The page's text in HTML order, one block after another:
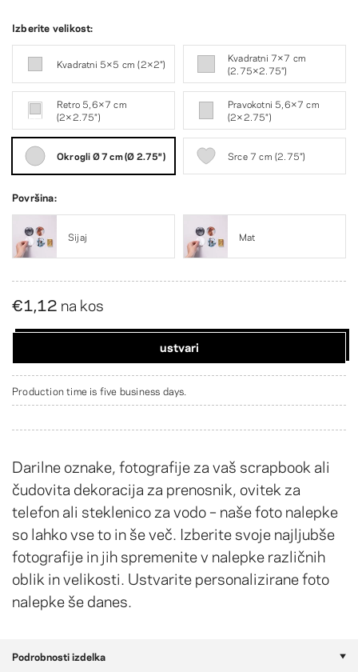
Darilne oznake, fotografije za vaš scrapbook ali
čudovita dekoracija za prenosnik, ovitek za
telefon ali steklenico za vodo – naše foto nalepke
so lahko vse to in še več. Izberite svoje najljubše
fotografije in jih spremenite v nalepke različnih
oblik in velikosti. Ustvarite personalizirane foto
nalepke še danes.
Izberite velikost:
Kvadratni 5×5 cm (2×2″)
Kvadratni 7×7 cm
(2.75×2.75″)
Retro 5,6×7 cm
(2×2.75″)
Pravokotni 5,6×7 cm
(2×2.75″)
Okrogli Ø 7 cm (Ø 2.75″) Srce 7 cm (2.75″)
Površina:
Sijaj Mat
€1,12 na kos
ustvari
Production time is five business days.
Podrobnosti izdelka